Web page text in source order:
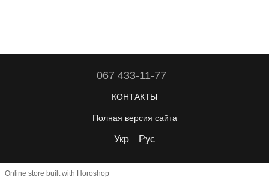
067 433-11-77
КОНТАКТЫ
Полная версия сайта
Укр Рус
Online store built with Horoshop